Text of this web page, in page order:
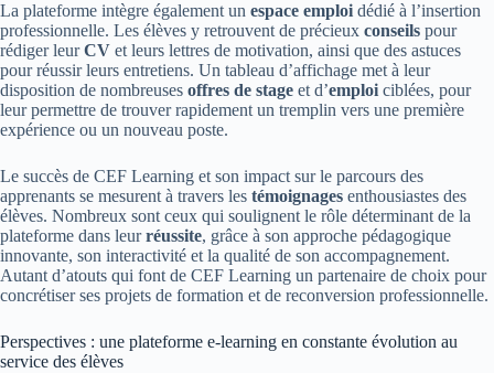
La plateforme intègre également un espace emploi dédié à l’insertion
professionnelle. Les élèves y retrouvent de précieux conseils pour
rédiger leurCV et leurs lettres de motivation, ainsi que des astuces
pour réussir leurs entretiens. Un tableau d’affichage met à leur
disposition de nombreuses offres de stage et d’emploi ciblées, pour
leur permettre de trouver rapidement un tremplin vers une première
expérience ou un nouveau poste.
Le succès de CEF Learning et son impact sur le parcours des
apprenants se mesurent à travers les témoignages enthousiastes des
élèves. Nombreux sont ceux qui soulignent le rôle déterminant de la
plateforme dans leurréussite, grâce à son approche pédagogique
innovante, son interactivité et la qualité de son accompagnement.
Autant d’atouts qui font de CEF Learning un partenaire de choix pour
concrétiser ses projets de formation et de reconversion professionnelle.
Perspectives : une plateforme e-learning en constante évolution au
service des élèves